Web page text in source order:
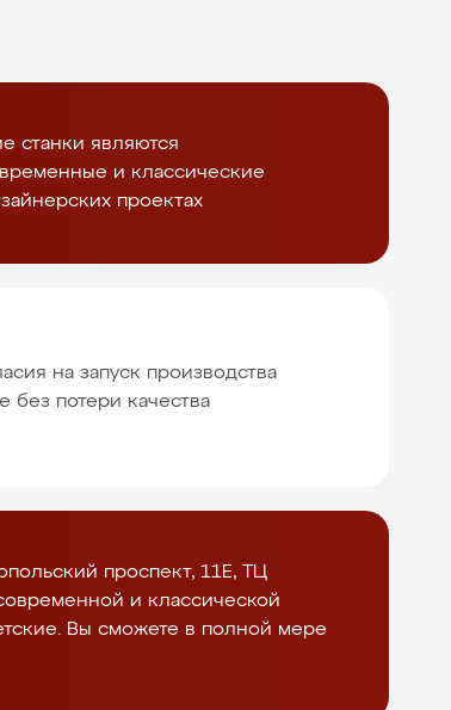
станки являются
и классические
проектах
на запуск производства
без потери качества
проспект, 11Е, ТЦ
и классической
Вы сможете в полной мере